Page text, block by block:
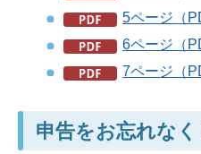
5ページ（
6ページ（
7ページ（
申告をお忘れな